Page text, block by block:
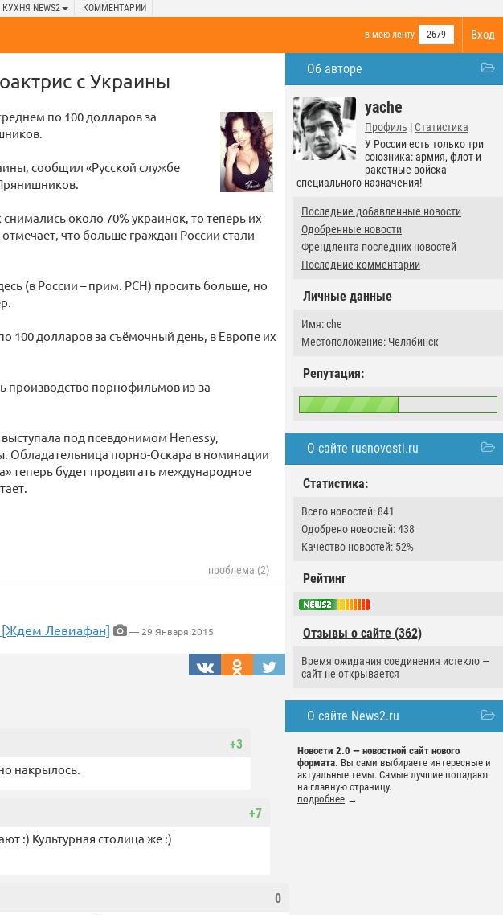
КУХНЯ NEWS2 КОММЕНТАРИИ
Вход
в мою ленту 2679
Об авторе
yache
Профиль | Статистика
У России есть только три
союзника: армия, флот и
ракетные войска
специального назначения!
Последние добавленные новости
Одобренные новости
Френдлента последних новостей
Последние комментарии
Личные данные
Имя: che
Местоположение: Челябинск
Репутация:
О сайте rusnovosti.ru
Статистика:
Всего новостей: 841
Одобрено новостей: 438
Качество новостей: 52%
Рейтинг
Отзывы о сайте (362)
Время ожидания соединения истекло —
сайт не открывается
О сайте News2.ru
Новости 2.0 — новостной сайт нового
формата. Вы сами выбираете интересные и
актуальные темы. Самые лучшие попадают
на главную страницу.
подробнее →
с Украины
по 100 долларов за
сообщил «Русской службе
около 70% украинок, то теперь их
что больше граждан России стали
(в России – прим. РСН) просить больше, но
100 долларов за съёмочный день, в Европе их
производство порнофильмов из-за
под псевдонимом Henessy,
Обладательница порно-Оскара в номинации
теперь будет продвигать международное
проблема (2)
[Ждем Левиафан] — 29 Января 2015
+3
накрылось.
+7
:) Культурная столица же :)
0